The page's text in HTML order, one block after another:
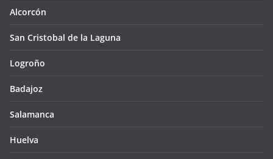
Alcorcón
San Cristobal de la Laguna
Logroño
Badajoz
Salamanca
Huelva